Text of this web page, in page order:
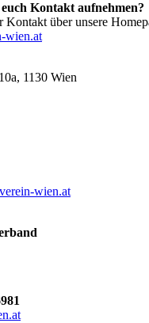
Kontakt aufnehmen?
Kontakt über unsere
wien.at
1130 Wien
wien.at